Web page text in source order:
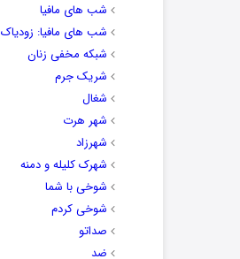
شب های مافیا
شب های مافیا: زودیاک
شبکه مخفی زنان
شریک جرم
شغال
شهر هرت
شهرزاد
شهرک کلیله و دمنه
شوخی با شما
شوخی کردم
صداتو
ضد